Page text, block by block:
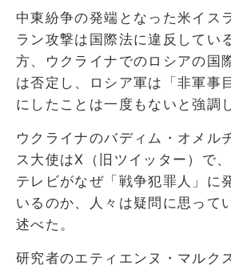
中東紛争の発端となった米イス
ラン攻撃は国際法に違反してい
方、ウクライナでのロシアの国
は否定し、ロシア軍は「非軍事
にしたことは一度もないと強調
ウクライナのバディム・オメル
ス大使はX（旧ツイッター）で
テレビがなぜ「戦争犯罪人」に
いるのか、人々は疑問に思って
述べた。
研究者のエティエンヌ・マルク